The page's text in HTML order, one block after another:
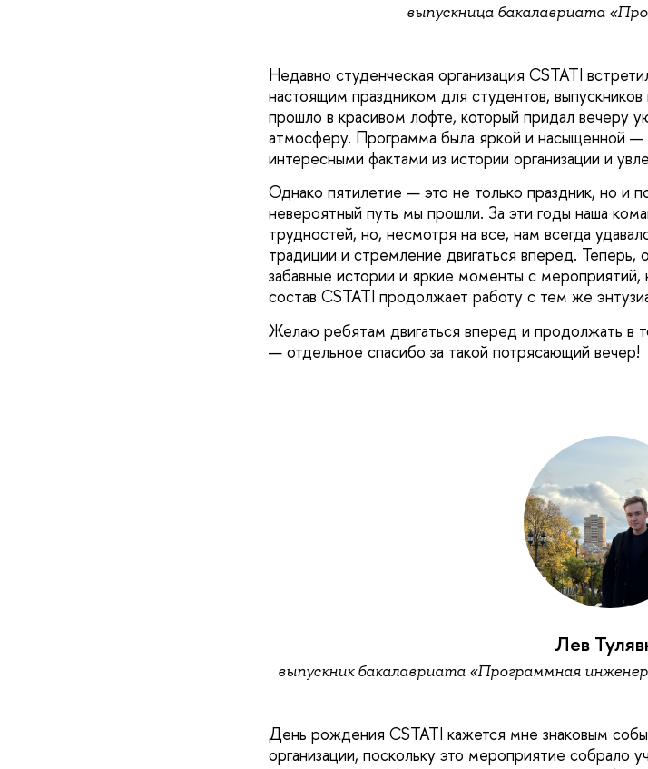
выпускница бакалавриата
Недавно студенческая организация CSTATI
настоящим праздником для студентов,
прошло в красивом лофте, который придал
атмосферу. Программа была яркой и насыщенной —
интересными фактами из истории организации и
Однако пятилетие — это не только праздник, но и
невероятный путь мы прошли. За эти годы наша
трудностей, но, несмотря на все, нам всегда
традиции и стремление двигаться вперед. Теперь,
забавные истории и яркие моменты с
состав CSTATI продолжает работу с тем же
Желаю ребятам двигаться вперед и продолжать в
— отдельное спасибо за такой потрясающий вечер!
Лев
выпускник бакалавриата «Программная
День рождения CSTATI кажется мне знаковым
организации, поскольку это мероприятие собрало